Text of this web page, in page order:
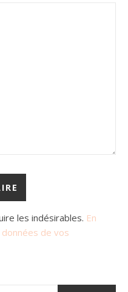
les indésirables. En
de vos